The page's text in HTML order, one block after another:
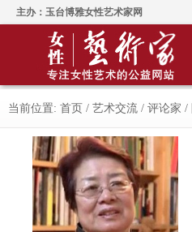
主办：玉台博雅女性艺术家网
当前位置: 首页 / 艺术交流 / 评论家 /